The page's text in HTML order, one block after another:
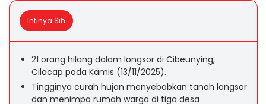
Intinya Sih
21 orang hilang dalam longsor di Cibeunying,
Cilacap pada Kamis (13/11/2025).
Tingginya curah hujan menyebabkan tanah longsor
dan menimpa rumah warga di tiga desa